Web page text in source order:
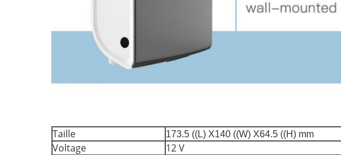
Taille 173.5 ((L) X140 ((W) X64.5 ((H) mm
Voltage
12 V